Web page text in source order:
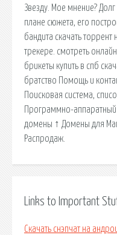
Звезду. Мое мнение?
плане сюжета, его
бандита скачать
трекере. смотреть
брикеты купить в спб
братство Помощь и
Поисковая сиcтема,
Программно-
домены ↑ Домены для
Распродаж.
Links to Important
Скачать снэпчат на